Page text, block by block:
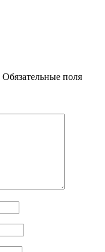
Обязательные поля